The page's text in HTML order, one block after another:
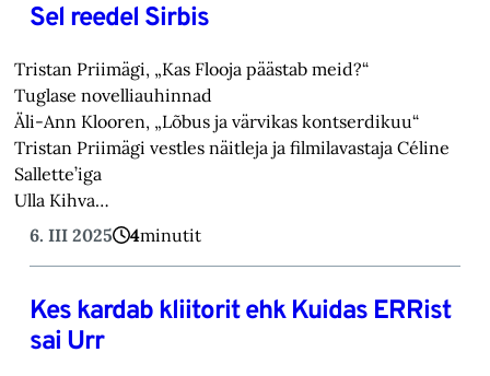
Sel reedel Sirbis
Tristan Priimägi, „Kas Flooja päästab meid?“
Tuglase novelliauhinnad
Äli-Ann Klooren, „Lõbus ja värvikas kontserdikuu“
Tristan Priimägi vestles näitleja ja filmilavastaja Céline
Sallette’iga
Ulla Kihva…
6. III 2025
4minutit
Kes kardab kliitorit ehk Kuidas ERRist
sai Urr